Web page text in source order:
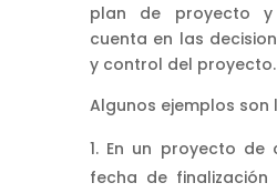
plan de proyecto
cuenta en las
y control del proyecto.
Algunos ejemplos son
En un proyecto de
fecha de